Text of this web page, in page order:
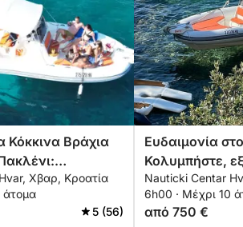
Κόκκινα Βράχια
με
και απολαυστική
Χβαρ, Κροατία
άτομα
5 (56)
Ευδαιμονία
Κολυμπήστε,
χαλαρώστε
Rat
Nauticki Centar
6h00 · Μέχρι 10
από 750 €